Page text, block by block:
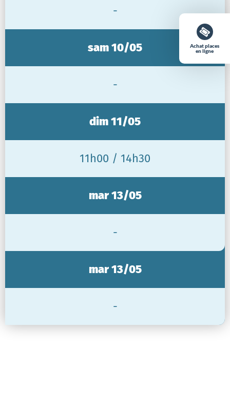
Achat places
en ligne
-
sam 10/05
-
dim 11/05
11h00 / 14h30
mar 13/05
-
mar 13/05
-